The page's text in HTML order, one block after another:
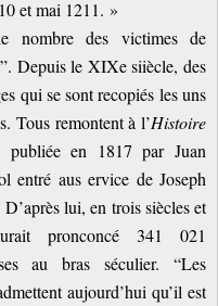
et mai 1211. »
nombre des victimes de
Depuis le XIXe siiècle, des
qui se sont recopiés les uns
Tous remontent à l’Histoire
publiée en 1817 par Juan
entré aus ervice de Joseph
lui, en trois siècles et
pronconcé 341 021
au bras séculier. “Les
aujourd’hui qu’il est